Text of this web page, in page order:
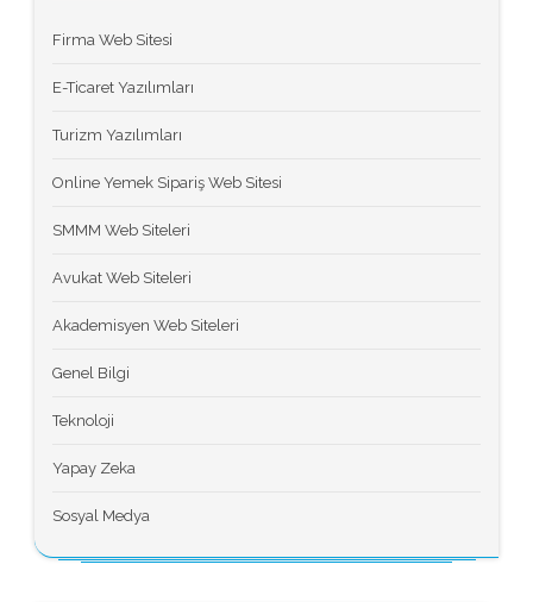
Firma Web Sitesi
E-Ticaret Yazılımları
Turizm Yazılımları
Online Yemek Sipariş Web Sitesi
SMMM Web Siteleri
Avukat Web Siteleri
Akademisyen Web Siteleri
Genel Bilgi
Teknoloji
Yapay Zeka
Sosyal Medya